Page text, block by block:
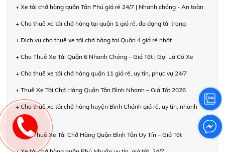
+ Xe tải chở hàng quận Tân Phú giá rẻ 24/7 | Nhanh chóng - An toàn
+ Cho thuê xe tải chở hàng tại quận 1 giá rẻ, đa dạng tải trọng
+ Dịch vụ cho thuê xe tải chở hàng tại Quận 4 giá rẻ nhất
+ Cho Thuê Xe Tải Quận 6 Nhanh Chóng – Giá Tốt | Gọi Là Có Xe
+ Cho thuê xe tải chở hàng quận 11 giá rẻ, uy tín, phục vụ 24/7
+ Thuê Xe Tải Chở Hàng Quận Tân Bình Nhanh – Giá Tốt 2026
+ Cho thuê xe tải chở hàng huyện Bình Chánh giá rẻ, uy tín, nhanh
chóng
+ Cho Thuê Xe Tải Chở Hàng Quận Bình Tân Uy Tín – Giá Tốt